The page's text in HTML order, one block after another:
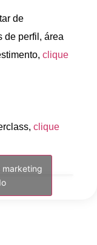
de
de perfil, área
clique
clique
marketing